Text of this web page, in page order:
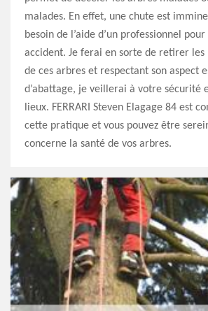
malades. En effet, une chute est
besoin de l’aide d’un professionnel
accident. Je ferai en sorte de retirer les
de ces arbres et respectant son aspect
d’abattage, je veillerai à votre sécurité
lieux. FERRARI Steven Elagage 84 est
cette pratique et vous pouvez être
concerne la santé de vos arbres.